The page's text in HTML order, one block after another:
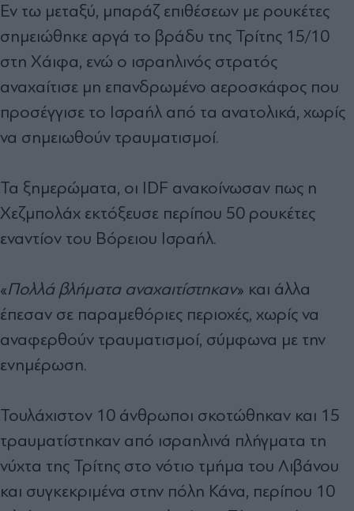
Εν τω μεταξύ, μπαράζ επιθέσεων με ρουκέτες
σημειώθηκε αργά το βράδυ της Τρίτης 15/10
στη Χάιφα, ενώ ο ισραηλινός στρατός
αναχαίτισε μη επανδρωμένο αεροσκάφος που
προσέγγισε το Ισραήλ από τα ανατολικά, χωρίς
να σημειωθούν τραυματισμοί.
Τα ξημερώματα, οι IDF ανακοίνωσαν πως η
Χεζμπολάχ εκτόξευσε περίπου 50 ρουκέτες
εναντίον του Βόρειου Ισραήλ.
«Πολλά βλήματα αναχαιτίστηκαν» και άλλα
έπεσαν σε παραμεθόριες περιοχές, χωρίς να
αναφερθούν τραυματισμοί, σύμφωνα με την
ενημέρωση.
Τουλάχιστον 10 άνθρωποι σκοτώθηκαν και 15
τραυματίστηκαν από ισραηλινά πλήγματα τη
νύχτα της Τρίτης στο νότιο τμήμα του Λιβάνου
και συγκεκριμένα στην πόλη Κάνα, περίπου 10